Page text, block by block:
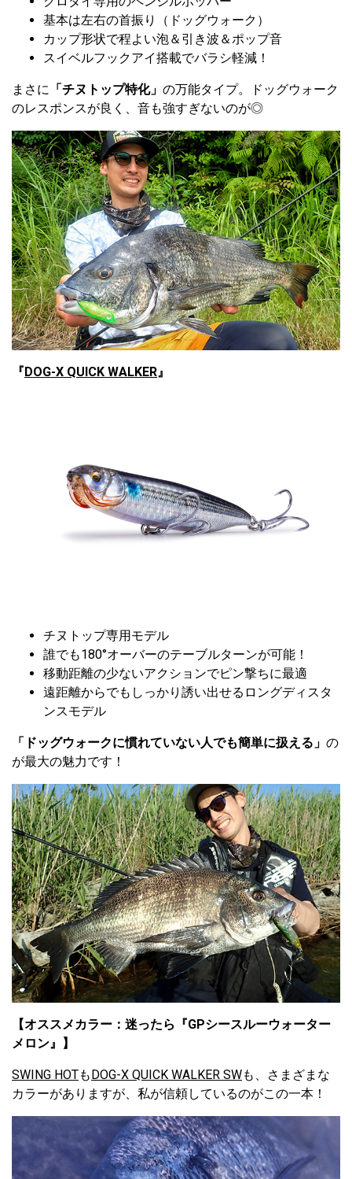
基本は左右の首振り（ドッグウォーク）
カップ形状で程よい泡＆引き波＆ポップ音
スイベルフックアイ搭載でバラシ軽減！
まさに 「チヌトップ特化」 の万能タイプ。ドッグウォーク
のレスポンスが良く、音も強すぎないのが◎
『DOG-X QUICK WALKER』
チヌトップ専用モデル
誰でも180°オーバーのテーブルターンが可能！
移動距離の少ないアクションでピン撃ちに最適
遠距離からでもしっかり誘い出せるロングディスタ
ンスモデル
「ドッグウォークに慣れていない人でも簡単に扱える」 の
が最大の魅力です！
【オススメカラー：迷ったら『GPシースルーウォーター
メロン』】
SWING HOTも DOG-X QUICK WALKER SWも、さまざまな
カラーがありますが、私が信頼しているのがこの一本！